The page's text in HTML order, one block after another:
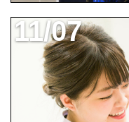
11/07